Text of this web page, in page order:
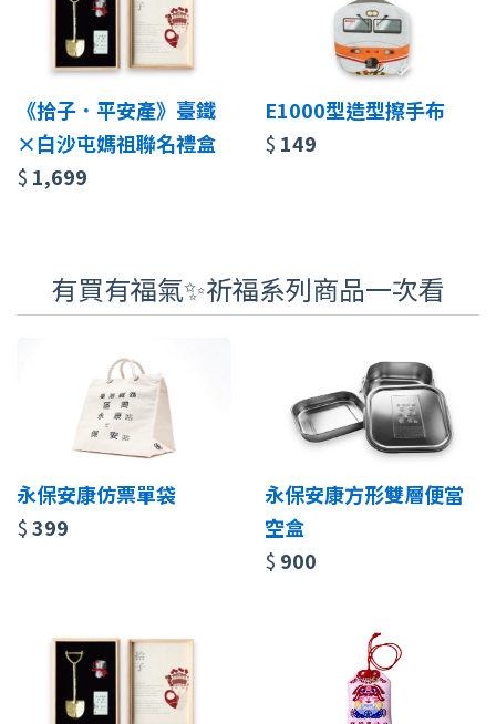
《拾子．平安產》臺鐵
×白沙屯媽祖聯名禮盒
$ 1,699
E1000型造型擦手布
$ 149
有買有福氣✨祈福系列商品一次看
永保安康仿票單袋
$399
永保安康方形雙層便當
空盒
$ 900